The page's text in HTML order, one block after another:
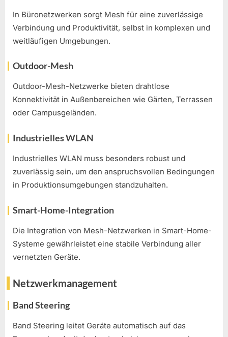
In Büronetzwerken sorgt Mesh für eine zuverlässige
Verbindung und Produktivität, selbst in komplexen und
weitläufigen Umgebungen.
Outdoor-Mesh
Outdoor-Mesh-Netzwerke bieten drahtlose
Konnektivität in Außenbereichen wie Gärten, Terrassen
oder Campusgeländen.
Industrielles WLAN
Industrielles WLAN muss besonders robust und
zuverlässig sein, um den anspruchsvollen Bedingungen
in Produktionsumgebungen standzuhalten.
Smart-Home-Integration
Die Integration von Mesh-Netzwerken in Smart-Home-
Systeme gewährleistet eine stabile Verbindung aller
vernetzten Geräte.
Netzwerkmanagement
Band Steering
Band Steering leitet Geräte automatisch auf das